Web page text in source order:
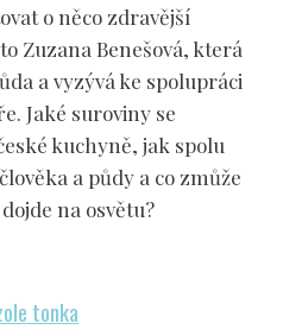
o něco zdravější
Zuzana Benešová, která
a vyzývá ke spolupráci
Jaké suroviny se
kuchyně, jak spolu
a půdy a co zmůže
na osvětu?
tonka